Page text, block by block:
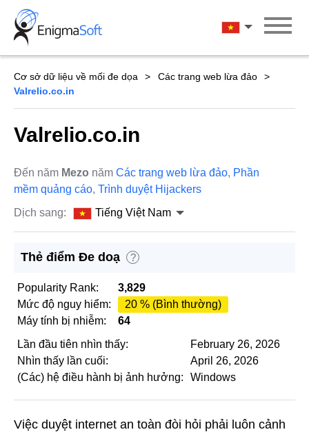
Skip
content
Tiếng Việt
Cơ sở dữ liệu về mối đe dọa
Các trang web lừa đảo
Valrelio.co.in
Valrelio.co.in
Đến năm Mezo năm Các trang web lừa đảo, Phần
mềm quảng cáo, Trình duyệt Hijackers
Dịch sang:
Tiếng Việt Nam
Thẻ điểm Đe doạ ?
Popularity Rank:
3,829
Mức độ nguy hiểm:
20 % (Bình thường)
Máy tính bị nhiễm:
64
Lần đầu tiên nhìn thấy:
February 26, 2026
Nhìn thấy lần cuối:
April 26, 2026
(Các) hệ điều hành bị ảnh hưởng:
Windows
Việc duyệt internet an toàn đòi hỏi phải luôn cảnh